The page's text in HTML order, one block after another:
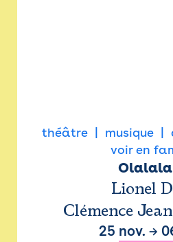
théâtre musique
voir en
Lionel
Clémence
25 nov. →